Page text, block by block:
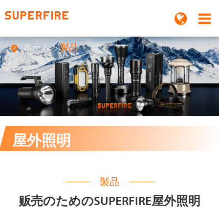
屋外照明
 ホーム 製品
製品
贩売のためのSUPERFIRE屋外照明